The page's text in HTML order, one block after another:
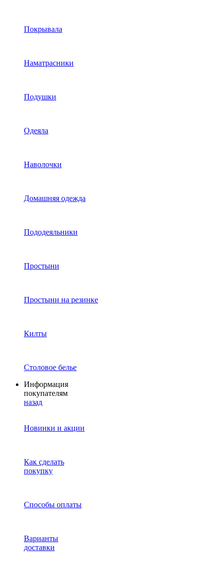
Покрывала
Наматрасники
Подушки
Одеяла
Наволочки
Домашняя одежда
Пододеяльники
Простыни
Простыни на резинке
Килты
Столовое белье
Информация
покупателям
назад
Новинки и акции
Как сделать
покупку
Способы оплаты
Варианты
доставки